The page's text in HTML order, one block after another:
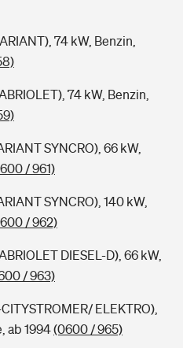
74 kW, Benzin,
74 kW, Benzin,
SYNCRO), 66 kW,
/ 961)
SYNCRO), 140 kW,
/ 962)
DIESEL-D), 66 kW,
/ 963)
ELEKTRO),
ab 1994(0600 / 965)